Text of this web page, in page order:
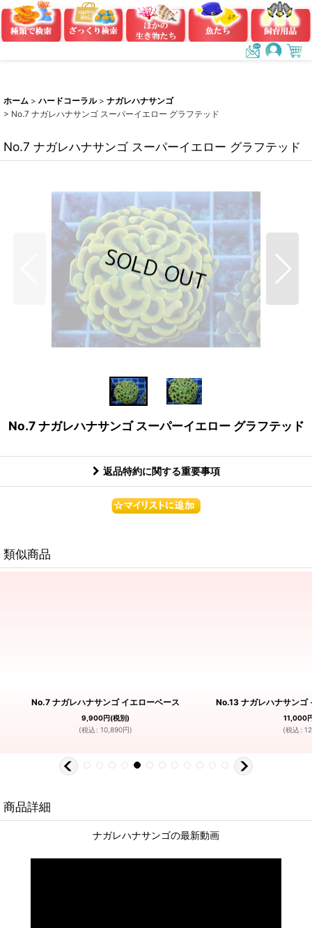
ホーム > ハードコーラル > ナガレハナサンゴ
> No.7 ナガレハナサンゴ スーパーイエロー グラフテッド
No.7 ナガレハナサンゴ スーパーイエロー グラフテッド
No.7 ナガレハナサンゴ スーパーイエロー グラフテッド
返品特約に関する重要事項
類似商品
No.7 ナガレハナサンゴ イエローベース
9,900円(税別)
(税込 : 10,890円)
No.13 ナガレハナサンゴ
11,000
(税込 :
商品詳細
ナガレハナサンゴの最新動画